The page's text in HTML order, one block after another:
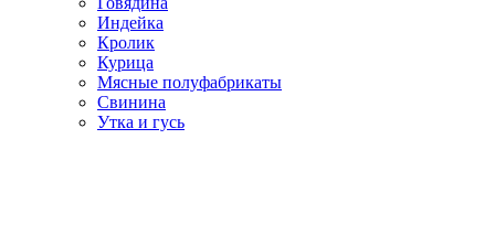
Индейка
Кролик
Курица
Мясные полуфабрикаты
Свинина
Утка и гусь